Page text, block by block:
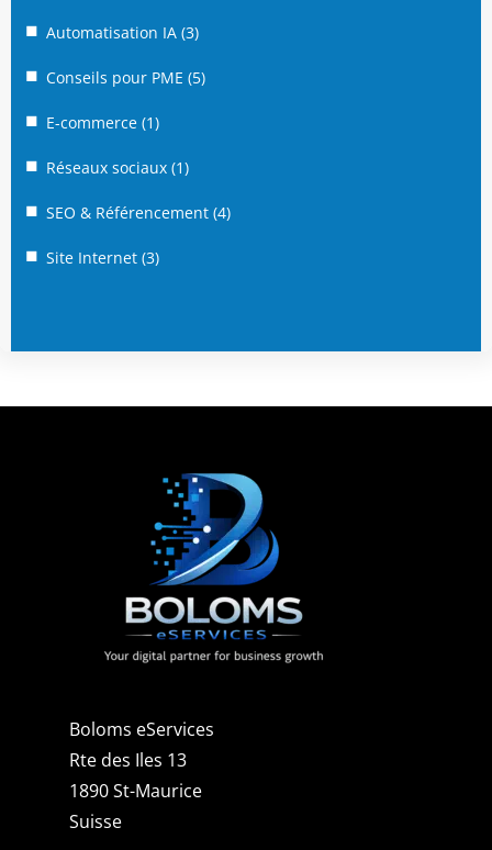
Automatisation IA (3)
Conseils pour PME (5)
E-commerce (1)
Réseaux sociaux (1)
SEO & Référencement (4)
Site Internet (3)
Boloms eServices
Rte des Iles 13
1890 St-Maurice
Suisse